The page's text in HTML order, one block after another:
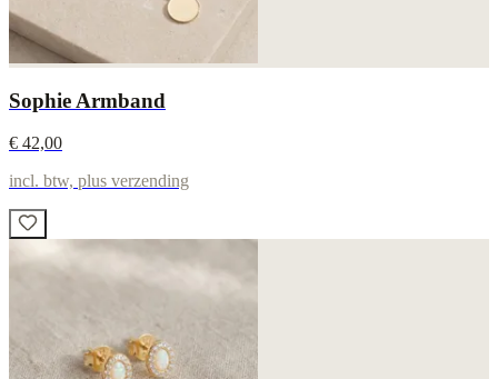
Sophie Armband
€ 42,00
incl. btw, plus verzending